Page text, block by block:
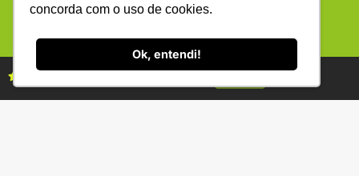
concorda com o uso de cookies.
Ok, entendi!
ANUNCIE